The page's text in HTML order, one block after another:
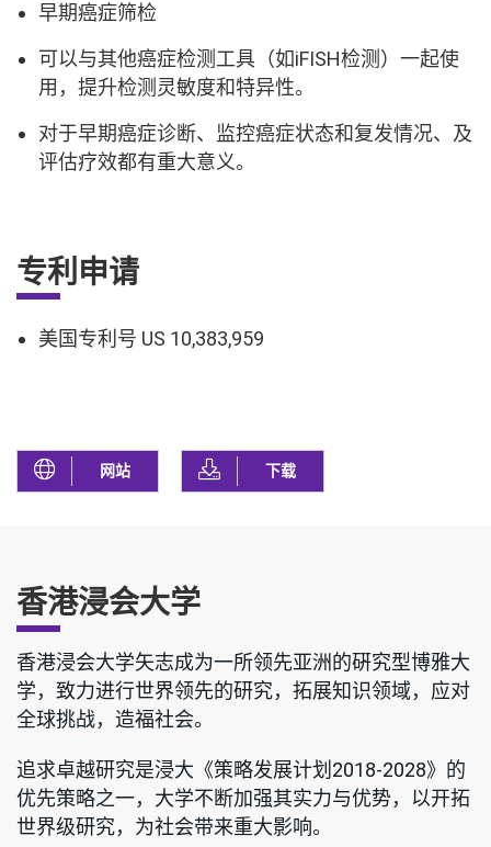
早期癌症筛检
可以与其他癌症检测工具（如iFISH检测）一起使
用，提升检测灵敏度和特异性。
对于早期癌症诊断、监控癌症状态和复发情况、及
评估疗效都有重大意义。
专利申请
美国专利号 US 10,383,959
网站 下载
香港浸会大学
香港浸会大学矢志成为一所领先亚洲的硏究型博雅大
学，致力进行世界领先的研究，拓展知识领域，应对
全球挑战，造福社会。
追求卓越研究是浸大《策略发展计划2018-2028》的
优先策略之一，大学不断加强其实力与优势，以开拓
世界级研究，为社会带来重大影响。